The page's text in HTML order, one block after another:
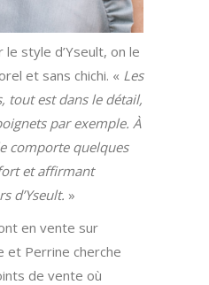
style d’Yseult, on le
et sans chichi. « Les
tout est dans le détail,
par exemple. À
comporte quelques
et affirmant
d’Yseult. »
en vente sur
et Perrine cherche
de vente où